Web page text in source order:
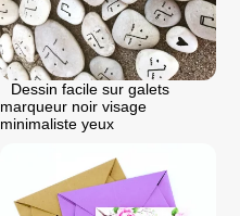
Dessin facile sur galets
marqueur noir visage
minimaliste yeux